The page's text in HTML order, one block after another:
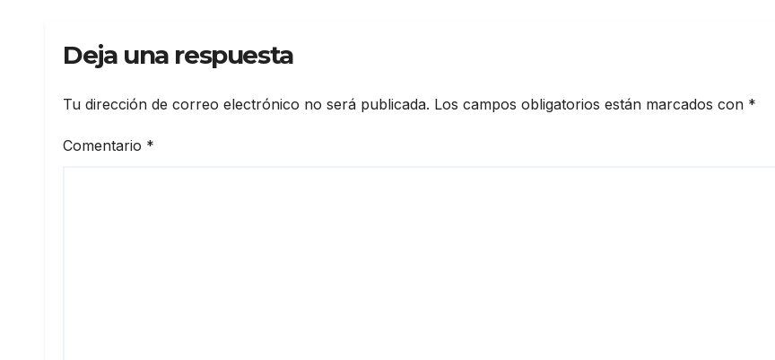
Deja una respuesta
Tu dirección de correo electrónico no será publicada. Los campos obligatorios están marcados con *
Comentario *